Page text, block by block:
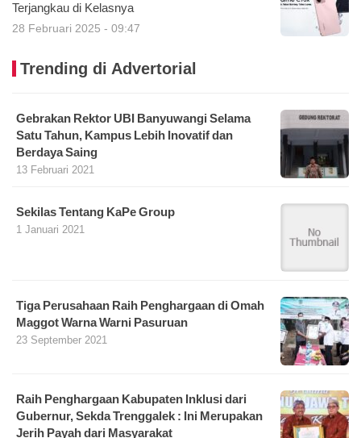
Terjangkau di Kelasnya
28 Februari 2025 - 09:47
Trending di Advertorial
Gebrakan Rektor UBI Banyuwangi Selama
Satu Tahun, Kampus Lebih Inovatif dan
Berdaya Saing
13 Februari 2021
Sekilas Tentang KaPe Group
1 Januari 2021
Tiga Perusahaan Raih Penghargaan di Omah
Maggot Warna Warni Pasuruan
23 September 2021
Raih Penghargaan Kabupaten Inklusi dari
Gubernur, Sekda Trenggalek : Ini Merupakan
Jerih Payah dari Masyarakat